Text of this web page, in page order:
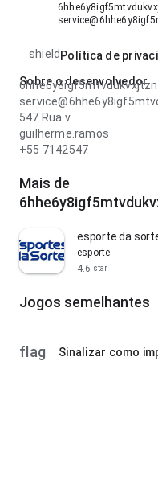
shield Política de
Sobre o desenvolvedor
547 Rua v
guilherme.ramos
+55 7142547
Mais de
esporte da
esporte
4.6 star
Jogos semelhantes
flag Sinalizar como